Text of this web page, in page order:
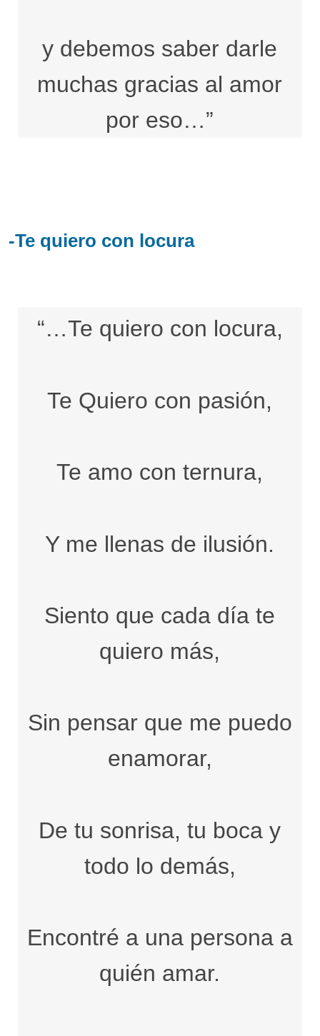
y debemos saber darle
muchas gracias al amor
por eso…”
-Te quiero con locura
“…Te quiero con locura,
Te Quiero con pasión,
Te amo con ternura,
Y me llenas de ilusión.
Siento que cada día te
quiero más,
Sin pensar que me puedo
enamorar,
De tu sonrisa, tu boca y
todo lo demás,
Encontré a una persona a
quién amar.